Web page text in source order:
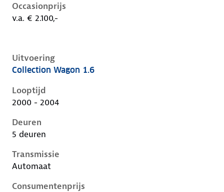
Occasionprijs
v.a. € 2.100,-
Uitvoering
Ford Focus i, wagon 1.6, 74 kW, Benzine, 5 deuren
Collection Wagon 1.6
Looptijd
2000 - 2004
Deuren
5 deuren
Transmissie
Automaat
Consumentenprijs